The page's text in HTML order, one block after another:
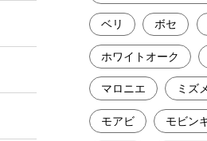
ベリ ボセ
ホワイトオーク
マロニエ ミズ
モアビ モビン